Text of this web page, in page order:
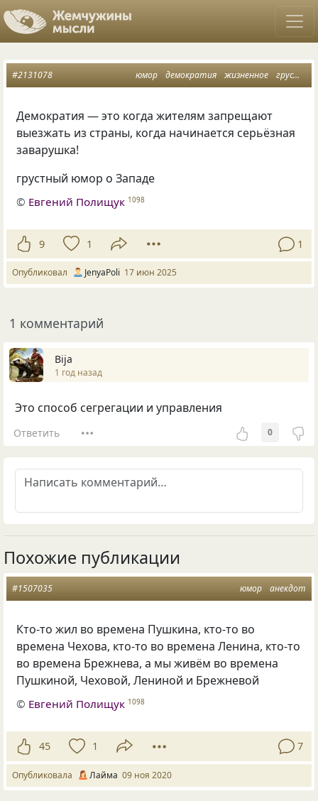
юмор демократия жизненное грустный юмор
#2131078
Демократия — это когда жителям запрещают
выезжать из страны, когда начинается серьёзная
заварушка!
грустный юмор о Западе
© Евгений Полищук 1098
9 1 1
Опубликовал JenyaPoli 17 июн 2025
1 комментарий
Bija
1 год назад
Это способ сегрегации и управления
Ответить 0
Похожие публикации
юмор анекдот
#1507035
Кто-то жил во времена Пушкина, кто-то во
времена Чехова, кто-то во времена Ленина, кто-то
во времена Брежнева, а мы живём во времена
Пушкиной, Чеховой, Лениной и Брежневой
© Евгений Полищук 1098
45 1 7
Опубликовала Лайма 09 ноя 2020